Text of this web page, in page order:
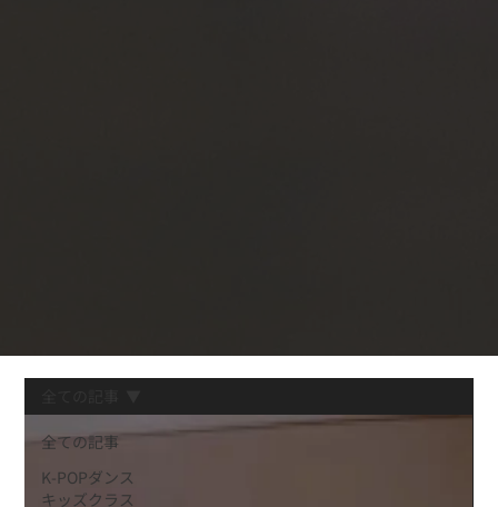
全ての記事
K-POPダンス
キッズクラス